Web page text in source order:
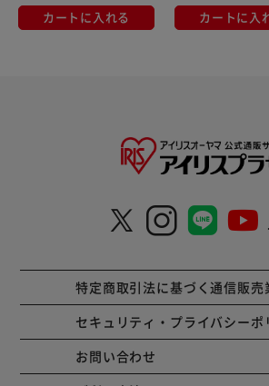
カートに入れる カートに入
特定商取引法に基づく通信販売
セキュリティ・プライバシーポ
お問い合わせ